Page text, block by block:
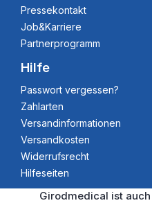
Pressekontakt
Job&Karriere
Partnerprogramm
Hilfe
Passwort vergessen?
Zahlarten
Versandinformationen
Versandkosten
Widerrufsrecht
Hilfeseiten
Girodmedical ist